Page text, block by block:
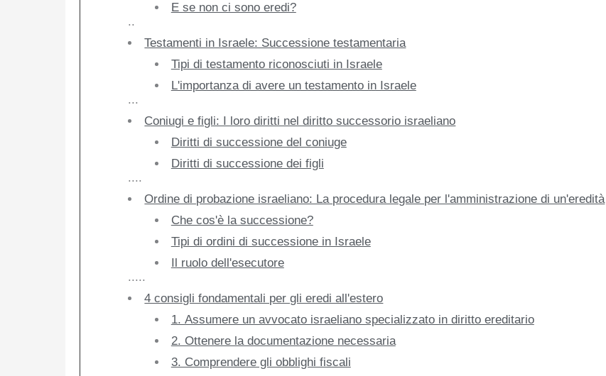
E se non ci sono eredi?
..
Testamenti in Israele: Successione testamentaria
Tipi di testamento riconosciuti in Israele
L'importanza di avere un testamento in Israele
...
Coniugi e figli: I loro diritti nel diritto successorio israeliano
Diritti di successione del coniuge
Diritti di successione dei figli
....
Ordine di probazione israeliano: La procedura legale per l'amministrazione di un'eredità
Che cos'è la successione?
Tipi di ordini di successione in Israele
Il ruolo dell'esecutore
.....
4 consigli fondamentali per gli eredi all'estero
1. Assumere un avvocato israeliano specializzato in diritto ereditario
2. Ottenere la documentazione necessaria
3. Comprendere gli obblighi fiscali